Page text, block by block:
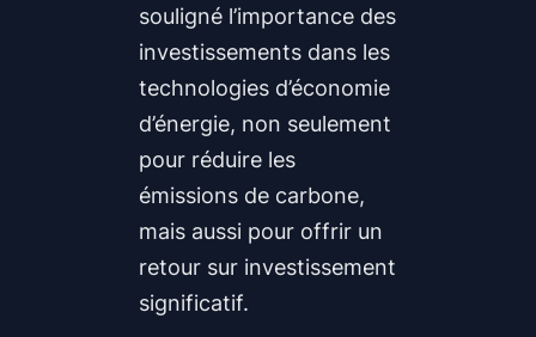
souligné l’importance des
investissements dans les
technologies d’économie
d’énergie, non seulement
pour réduire les
émissions de carbone,
mais aussi pour offrir un
retour sur investissement
significatif.